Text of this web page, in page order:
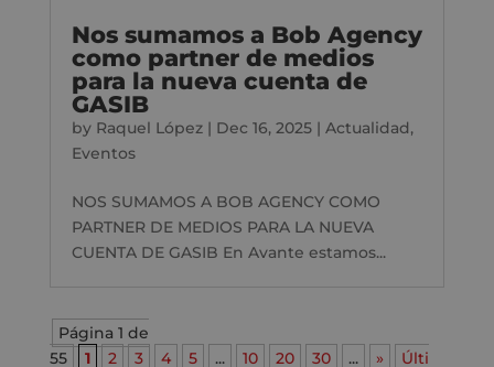
Nos sumamos a Bob Agency
como partner de medios
para la nueva cuenta de
GASIB
by Raquel López| Dec 16, 2025| Actualidad,
Eventos
NOS SUMAMOS A BOB AGENCY COMO
PARTNER DE MEDIOS PARA LA NUEVA
CUENTA DE GASIB En Avante estamos...
Página 1 de
55
1 2 3 4 5 ... 10 20 30 ... »
Últi